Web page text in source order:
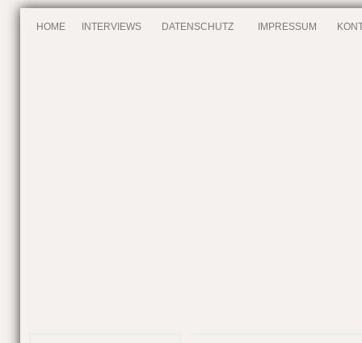
HOME INTERVIEWS DATENSCHUTZ IMPRESSUM